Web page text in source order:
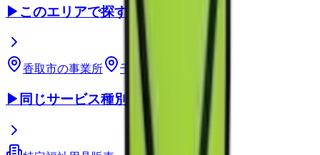
▶このエリアで探す
香取市の事業所 千葉県
▶ 同じサービス種別